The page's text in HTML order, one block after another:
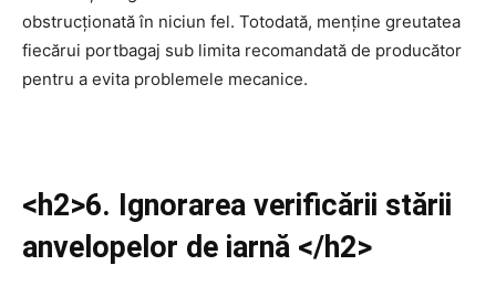
obstrucționată în niciun fel. Totodată, menține greutatea
fiecărui portbagaj sub limita recomandată de producător
pentru a evita problemele mecanice.
<h2>6. Ignorarea verificării stării
anvelopelor de iarnă </h2>